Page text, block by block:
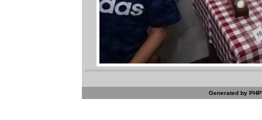
Generated by